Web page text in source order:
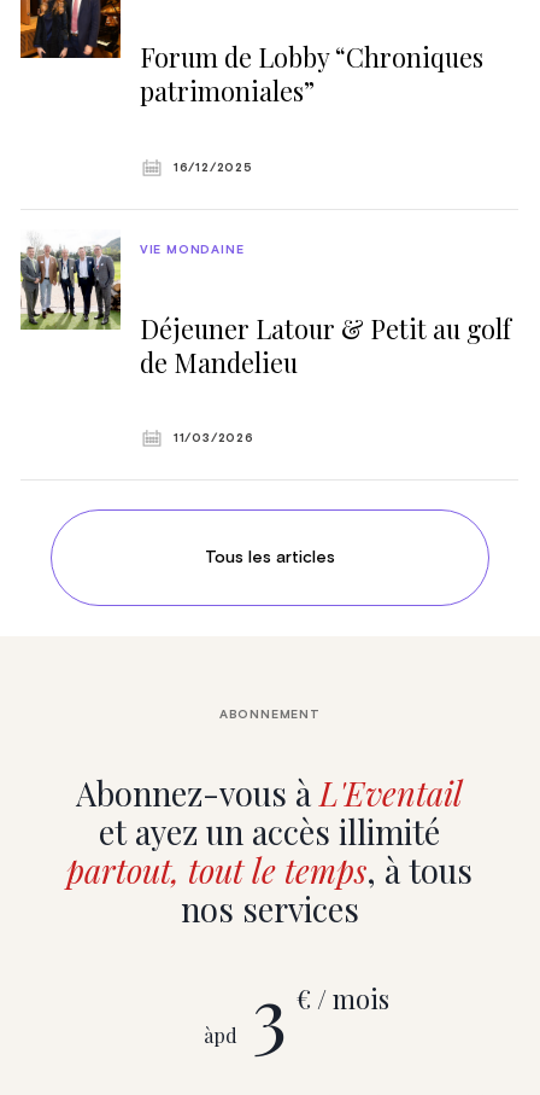
Forum de Lobby “Chroniques
patrimoniales”
16/12/2025
Déjeuner Latour & Petit au golf
de Mandelieu
VIE MONDAINE
11/03/2026
Tous les articles
Abonnez-vous àL'Eventail
et ayez un accès illimité
partout, tout le temps, à tous
nos services
ABONNEMENT
àpd 3 € / mois